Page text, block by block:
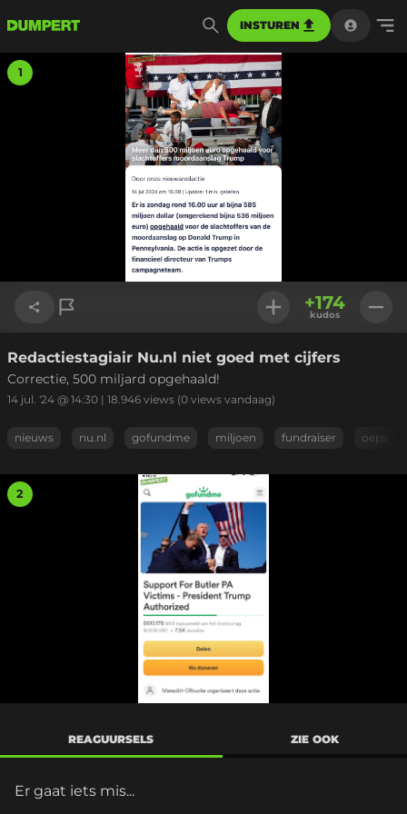
INSTUREN
1
Link kopiëren
+174
kudos
Redactiestagiair Nu.nl niet goed met cijfers
Correctie, 500 miljard opgehaald!
14 jul. '24 @ 14:30 | 18.946 views (0 views vandaag)
nieuws nu.nl gofundme miljoen fundraiser oeps
2
REAGUURSELS ZIE OOK
Er gaat iets mis...